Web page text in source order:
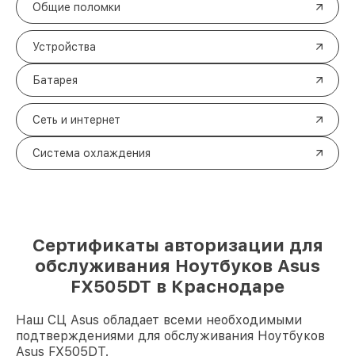
Общие поломки
Устройства
Батарея
Сеть и интернет
Система охлаждения
Сертификаты авторизации для
обслуживания Ноутбуков Asus
FX505DT в Краснодаре
Наш СЦ Asus обладает всеми необходимыми
подтверждениями для обслуживания Ноутбуков
Asus FX505DT.